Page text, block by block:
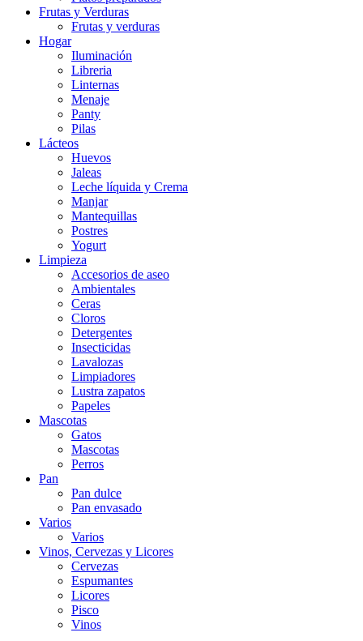
Frutas y Verduras
Frutas y verduras
Hogar
Iluminación
Libreria
Linternas
Menaje
Panty
Pilas
Lácteos
Huevos
Jaleas
Leche líquida y Crema
Manjar
Mantequillas
Postres
Yogurt
Limpieza
Accesorios de aseo
Ambientales
Ceras
Cloros
Detergentes
Insecticidas
Lavalozas
Limpiadores
Lustra zapatos
Papeles
Mascotas
Gatos
Mascotas
Perros
Pan
Pan dulce
Pan envasado
Varios
Varios
Vinos, Cervezas y Licores
Cervezas
Espumantes
Licores
Pisco
Vinos